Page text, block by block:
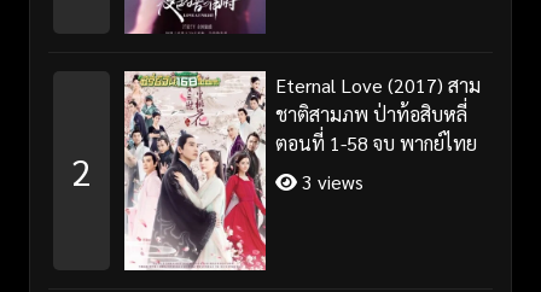
2
Eternal Love (2017) สาม
ชาติสามภพ ป่าท้อสิบหลี่
ตอนที่ 1-58 จบ พากย์ไทย
3 views